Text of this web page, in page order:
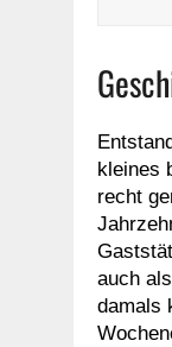
kleines
recht
auch
damals